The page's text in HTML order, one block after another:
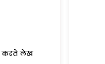
करते लेख